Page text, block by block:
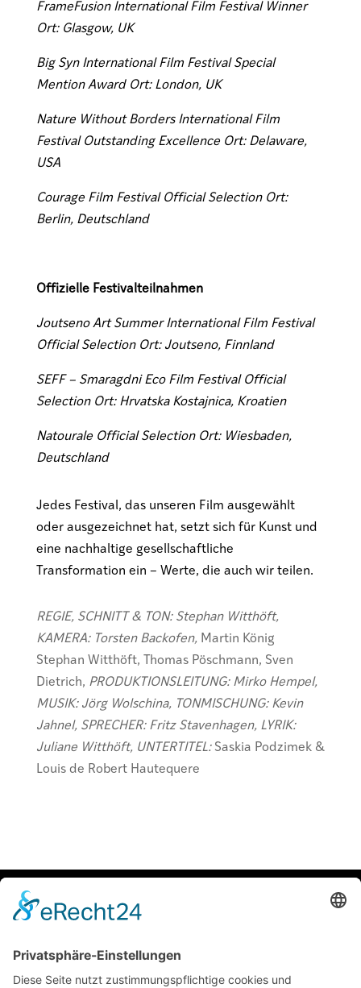
FrameFusion International Film Festival Winner
Ort: Glasgow, UK
Big Syn International Film Festival Special
Mention Award Ort: London, UK
Nature Without Borders International Film
Festival Outstanding Excellence Ort: Delaware,
USA
Courage Film Festival Official Selection Ort:
Berlin, Deutschland
Offizielle Festivalteilnahmen
JoutsenoArt Summer International Film Festival
Official Selection Ort: Joutseno, Finnland
SEFF – Smaragdni Eco Film Festival Official
Selection Ort: Hrvatska Kostajnica, Kroatien
Natourale Official Selection Ort: Wiesbaden,
Deutschland
Jedes Festival, das unseren Film ausgewählt
oder ausgezeichnet hat, setzt sich für Kunst und
eine nachhaltige gesellschaftliche
Transformation ein – Werte, die auch wir teilen.
REGIE, SCHNITT & TON: Stephan Witthöft,
KAMERA: Torsten Backofen, Martin König
Stephan Witthöft, Thomas Pöschmann, Sven
Dietrich, PRODUKTIONSLEITUNG: Mirko Hempel,
MUSIK: Jörg Wolschina, TONMISCHUNG: Kevin
Jahnel, SPRECHER: Fritz Stavenhagen, LYRIK:
Juliane Witthöft, UNTERTITEL:Saskia Podzimek &
Louis de Robert Hautequere